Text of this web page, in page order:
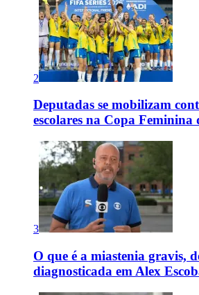
2
Deputadas se mobilizam
escolares na Copa Feminina
3
O que é a miastenia gravis,
diagnosticada em Alex